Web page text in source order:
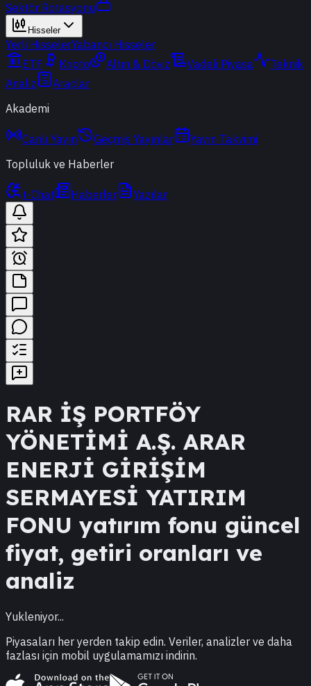
Sektör Rotasyonu
Hisseler
Yerli HisselerYabancı Hisseler
ETF
Kripto Altın & Döviz Vadeli Piyasa
Teknik
Analiz
Araçlar
Akademi
Canlı Yayın Geçmiş Yayınlar
Yayın Takvimi
Topluluk ve Haberler
t-Chat Haberler Yazılar
RAR İŞ PORTFÖY
YÖNETİMİ A.Ş. ARAR
ENERJİ GİRİŞİM
SERMAYESİ YATIRIM
FONU yatırım fonu güncel
fiyat, getiri oranları ve
analiz
Yukleniyor...
Piyasaları her yerden takip edin. Veriler, analizler ve daha
fazlası için mobil uygulamamızı indirin.